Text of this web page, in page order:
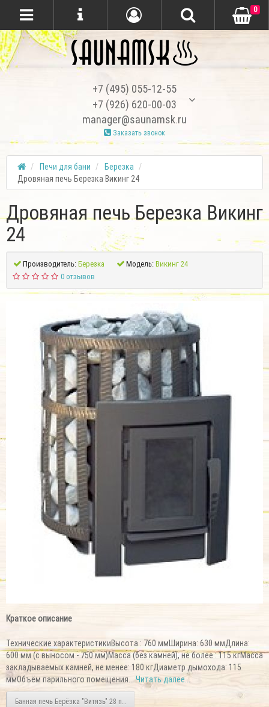
+7 (495) 055-12-55
+7 (926) 620-00-03
manager@saunamsk.ru
Заказать звонок
0
Печи для бани
Березка
Дровяная печь Березка Викинг 24
Дровяная печь Березка Викинг
24
Производитель:Березка Модель:Викинг 24
0 отзывов
Краткое описание
Технические характеристикиВысота : 760 ммШирина: 630 ммДлина:
600 мм (с выносом - 750 мм)Масса (без камней), не более : 115 кгМасса
закладываемых камней, не менее: 180 кгДиаметр дымохода: 115
ммОбъём парильного помещения...Читать далее...
Банная печь Берёзка "Витязь" 28 печь-камин